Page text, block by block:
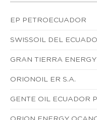
EP PETROECUADOR
SWISSOIL DEL
GRAN TIERRA
ORIONOIL ER S.A.
GENTE OIL ECUADOR